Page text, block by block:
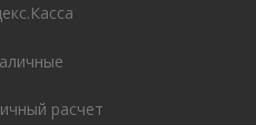
расчет